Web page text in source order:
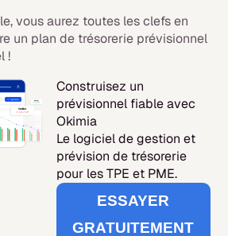
vous aurez toutes les clefs en
un plan de trésorerie prévisionnel
!
Construisez un
prévisionnel fiable avec
Okimia
Le logiciel de gestion et
prévision de trésorerie
pour les TPE et PME.
ESSAYER
GRATUITEMENT